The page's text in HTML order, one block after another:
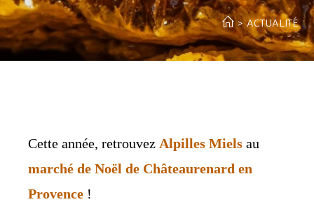
> ACTUALITÉ
Cette année, retrouvez Alpilles Miels au
marché de Noël de Châteaurenard en
Provence !